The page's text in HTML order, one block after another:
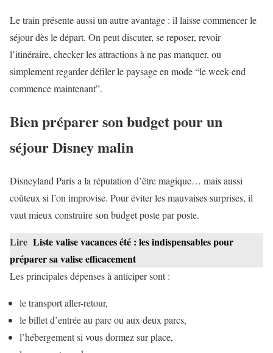
Le train présente aussi un autre avantage : il laisse commencer le
séjour dès le départ. On peut discuter, se reposer, revoir
l’itinéraire, checker les attractions à ne pas manquer, ou
simplement regarder défiler le paysage en mode “le week-end
commence maintenant”.
Bien préparer son budget pour un
séjour Disney malin
Disneyland Paris a la réputation d’être magique… mais aussi
coûteux si l’on improvise. Pour éviter les mauvaises surprises, il
vaut mieux construire son budget poste par poste.
Lire Liste valise vacances été : les indispensables pour
préparer sa valise efficacement
Les principales dépenses à anticiper sont :
le transport aller-retour,
le billet d’entrée au parc ou aux deux parcs,
l’hébergement si vous dormez sur place,